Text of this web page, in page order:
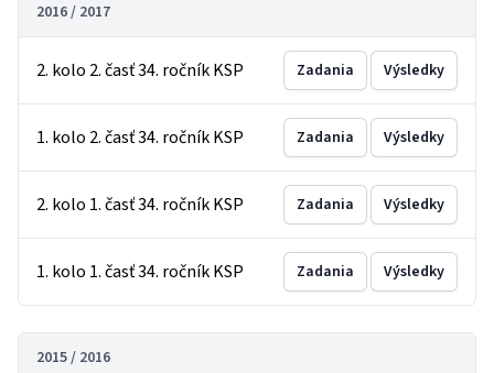
2016 / 2017
2. kolo 2. časť 34. ročník KSP Zadania Výsledky
1. kolo 2. časť 34. ročník KSP Zadania Výsledky
2. kolo 1. časť 34. ročník KSP Zadania Výsledky
1. kolo 1. časť 34. ročník KSP Zadania Výsledky
2015 / 2016